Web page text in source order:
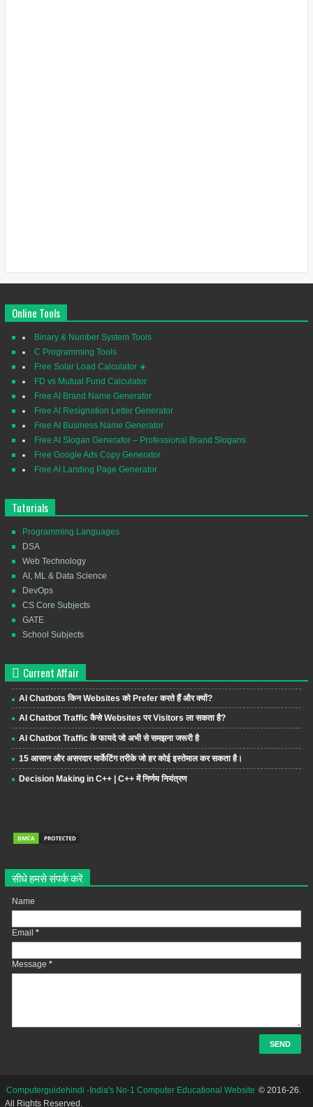
Online Tools
Binary & Number System Tools
C Programming Tools
Free Solar Load Calculator ☀️
FD vs Mutual Fund Calculator
Free AI Brand Name Generator
Free AI Resignation Letter Generator
Free AI Business Name Generator
Free AI Slogan Generator – Professional Brand Slogans
Free Google Ads Copy Generator
Free AI Landing Page Generator
Tutorials
Programming Languages
DSA
Web Technology
AI, ML & Data Science
DevOps
CS Core Subjects
GATE
School Subjects
Current Affair
AI Chatbots किन Websites को Prefer करते हैं और क्यों?
AI Chatbot Traffic कैसे Websites पर Visitors ला सकता है?
AI Chatbot Traffic के फायदे जो अभी से समझना जरूरी है
15 आसान और असरदार मार्केटिंग तरीके जो हर कोई इस्तेमाल कर सकता है।
Decision Making in C++ | C++ में निर्णय नियंत्रण
सीधे हमसे संपर्क करें
Name
Email *
Message *
Computerguidehindi -India's No-1 Computer Educational Website © 2016-26.
All Rights Reserved.